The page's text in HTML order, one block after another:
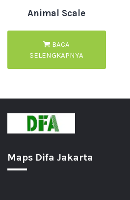
Animal Scale
BACA
SELENGKAPNYA
Maps Difa Jakarta